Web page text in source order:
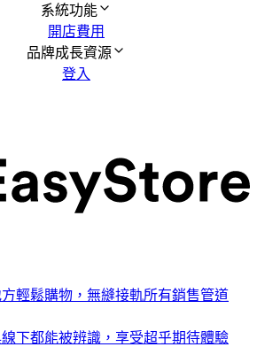
系統功能
開店費用
品牌成長資源
登入
輕鬆購物，無縫接軌所有銷售管道
下都能被辨識，享受超乎期待體驗